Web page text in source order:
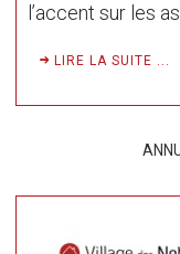
l’accent sur les
LIRE LA SUITE ...